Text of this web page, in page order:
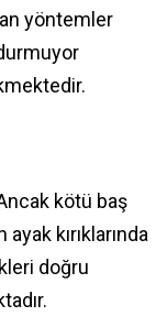
yöntemler
kötü baş
kırıklarında
doğru